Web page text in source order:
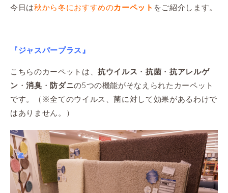
今日は秋から冬におすすめのカーペット をご紹介します。
『ジャスパープラス』
こちらのカーペットは、抗ウイルス ・抗菌 ・抗アレルゲ
ン ・消臭 ・ 防ダニの5つの機能がそなえられたカーペット
です。（※全てのウイルス、菌に対して効果があるわけで
はありません。）